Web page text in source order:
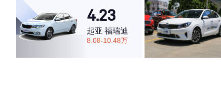
4.23
起亚 福瑞迪
8.08-10.48万